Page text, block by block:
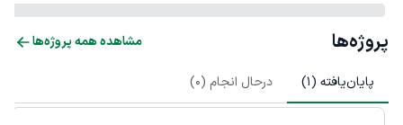
پروژه‌ها مشاهده همه پروژه‌ها
پایان‌یافته (1
) درحال انجام (0
)